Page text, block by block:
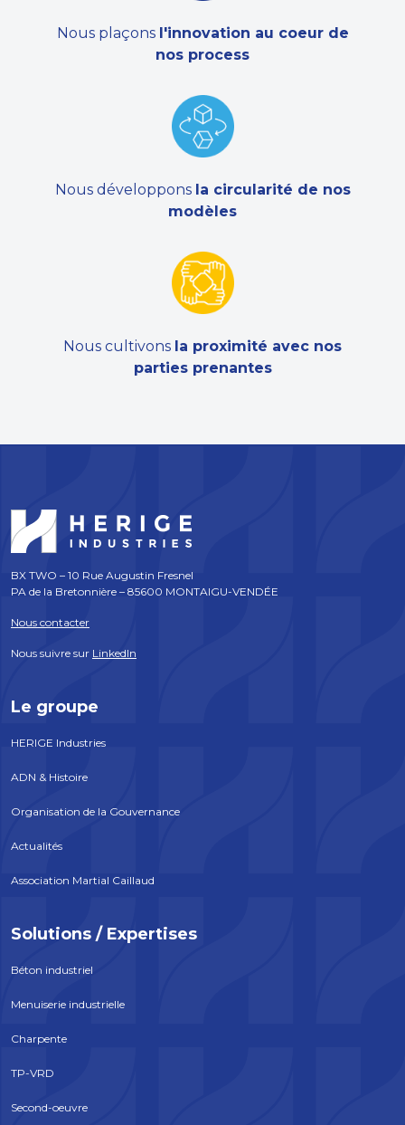
Nous plaçons l'innovation au coeur de
nos process
Nous développons la circularité de nos
modèles
Nous cultivons la proximité avec nos
parties prenantes
BX TWO – 10 Rue Augustin Fresnel
PA de la Bretonnière – 85600 MONTAIGU-VENDÉE
Nous contacter
Nous suivre sur LinkedIn
Le groupe
HERIGE Industries
ADN & Histoire
Organisation de la Gouvernance
Actualités
Association Martial Caillaud
Solutions / Expertises
Béton industriel
Menuiserie industrielle
Charpente
TP-VRD
Second-oeuvre